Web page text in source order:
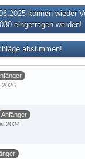
können wieder
eingetragen werden!
abstimmen!
2026
Anfänger
2024